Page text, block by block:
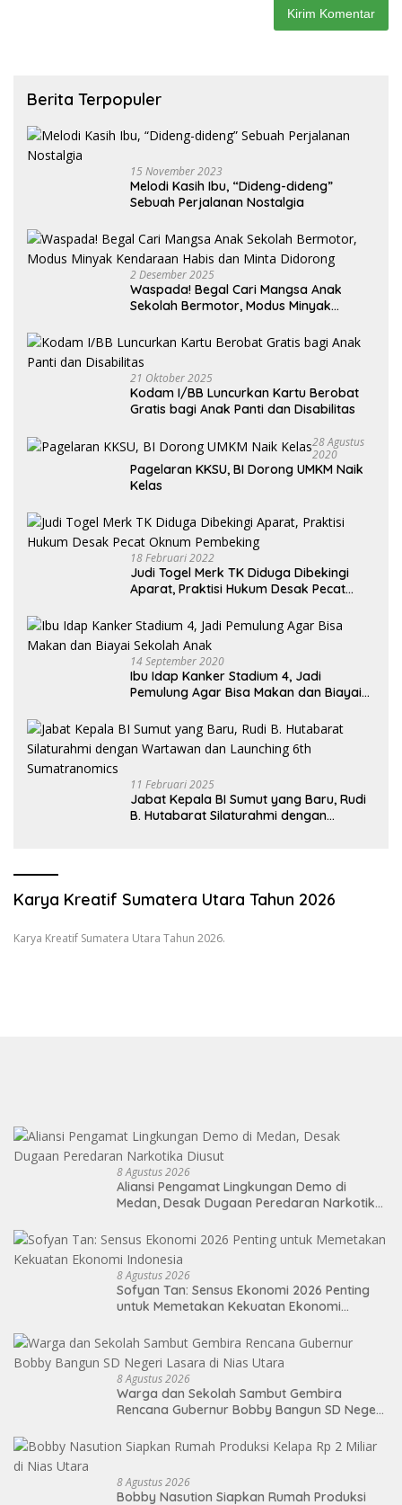
Berita Terpopuler
15 November 2023
Melodi Kasih Ibu, “Dideng-dideng”
Sebuah Perjalanan Nostalgia
2 Desember 2025
Waspada! Begal Cari Mangsa Anak
Sekolah Bermotor, Modus Minyak
21 Oktober 2025
Kodam I/BB Luncurkan Kartu Berobat
Gratis bagi Anak Panti dan Disabilitas
28 Agustus
2020
Pagelaran KKSU, BI Dorong UMKM Naik
Kelas
18 Februari 2022
Judi Togel Merk TK Diduga Dibekingi
Aparat, Praktisi Hukum Desak Pecat
14 September 2020
Ibu Idap Kanker Stadium 4, Jadi
Pemulung Agar Bisa Makan dan Biayai
11 Februari 2025
Jabat Kepala BI Sumut yang Baru, Rudi
B. Hutabarat Silaturahmi dengan
Karya Kreatif Sumatera Utara Tahun 2026
Karya Kreatif Sumatera Utara Tahun 2026.
8 Agustus 2026
Aliansi Pengamat Lingkungan Demo di
Medan, Desak Dugaan Peredaran Narkotika
8 Agustus 2026
Sofyan Tan: Sensus Ekonomi 2026 Penting
untuk Memetakan Kekuatan Ekonomi
8 Agustus 2026
Warga dan Sekolah Sambut Gembira
Rencana Gubernur Bobby Bangun SD Negeri
8 Agustus 2026
Bobby Nasution Siapkan Rumah Produksi